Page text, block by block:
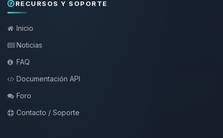
RECURSOS Y SOPORTE
Inicio
Noticias
FAQ
Documentación API
Foro
Contacto / Soporte